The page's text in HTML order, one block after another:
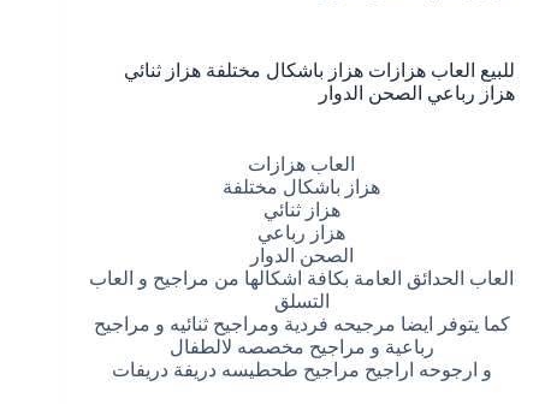
للبيع العاب هزازات هزاز باشكال مختلفة هزاز ثنائي
هزاز رباعي الصحن الدوار
العاب هزازات
هزاز باشكال مختلفة
هزاز ثنائي
هزاز رباعي
الصحن الدوار
العاب الحدائق العامة بكافة اشكالها من مراجيح و العاب
التسلق
كما يتوفر ايضا مرجيحه فردية ومراجيح ثنائيه و مراجيح
رباعية و مراجيح مخصصه لالطفال
و ارجوحه اراجيح مراجيح طحطيسه دريفة دريفات